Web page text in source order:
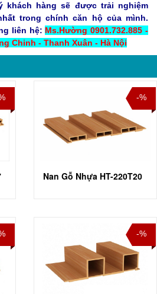
khách hàng sẽ được trải nghiệm
trong chính căn hộ của mình.
liên hệ: Ms.Hường 0901.732.885 -
Chinh - Thanh Xuân - Hà Nội
-%
Nan Gỗ Nhựa HT-220T20
-%